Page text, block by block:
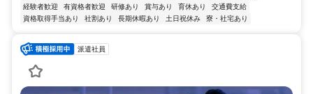
経験者歓迎
有資格者歓迎 研修あり 賞与あり 育休あり
交通費支給
資格取得手当あり
社割あり 長期休暇あり 土日祝休み 寮・社宅あり
派遣社員